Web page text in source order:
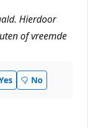
Hierdoor
of vreemde
No